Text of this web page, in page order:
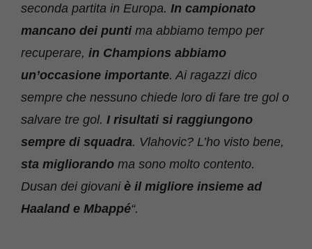
seconda partita in Europa. In campionato
mancano dei punti ma abbiamo tempo per
recuperare, in Champions abbiamo
un’occasione importante. Ai ragazzi dico
sempre che nessuno chiede loro di fare tre gol o
salvare tre gol. I risultati si raggiungono
sempre di squadra. Vlahovic? L’ho visto bene,
sta migliorando ma sono molto contento.
Dusan dei giovani è il migliore insieme ad
Haaland e Mbappé“.